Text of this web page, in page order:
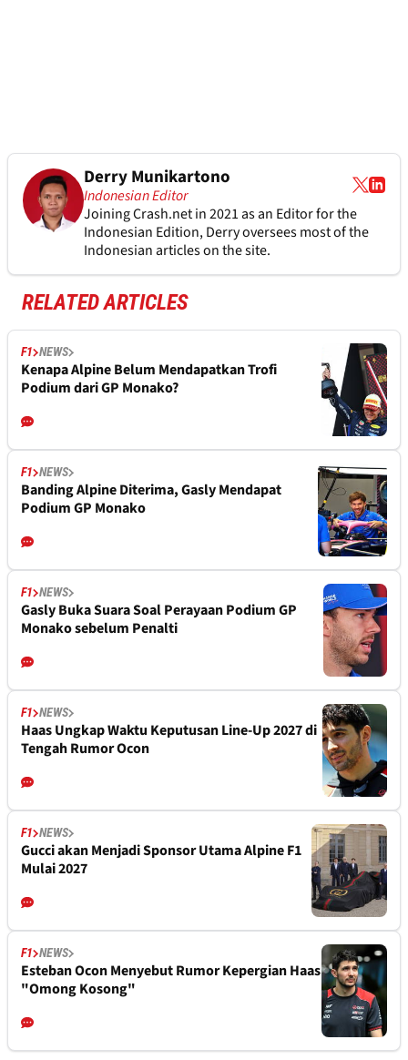
Derry Munikartono
Indonesian Editor
Joining Crash.net in 2021 as an Editor for the
Indonesian Edition, Derry oversees most of the
Indonesian articles on the site.
RELATED ARTICLES
F1 NEWS
Kenapa Alpine Belum Mendapatkan Trofi
Podium dari GP Monako?
F1 NEWS
Banding Alpine Diterima, Gasly Mendapat
Podium GP Monako
F1 NEWS
Gasly Buka Suara Soal Perayaan Podium GP
Monako sebelum Penalti
F1 NEWS
Haas Ungkap Waktu Keputusan Line-Up 2027 di
Tengah Rumor Ocon
F1 NEWS
Gucci akan Menjadi Sponsor Utama Alpine F1
Mulai 2027
F1 NEWS
Esteban Ocon Menyebut Rumor Kepergian Haas
"Omong Kosong"